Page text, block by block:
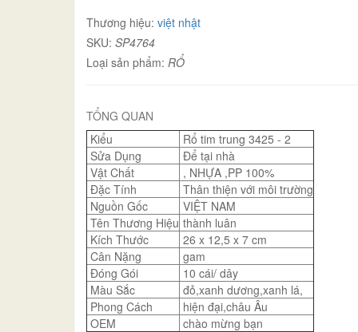
Thương hiệu: việt nhật
SKU: SP4764
Loại sản phẩm: RỔ
TỔNG QUAN
Kiểu
Rổ tim trung 3425 - 2
Sửa Dụng
Để tại nhà
Vật Chất
, NHỰA ,PP 100%
Đặc Tính
Thân thiện với môi trường
Nguồn Gốc
VIỆT NAM
Tên Thương Hiệu thành luân
Kích Thước
26 x 12,5 x 7 cm
Cân Nặng
gam
Đóng Gói
10 cái/ dây
Màu Sắc
đỏ,xanh dương,xanh lá,
Phong Cách
hiện đại,châu Âu
OEM
chào mừng bạn